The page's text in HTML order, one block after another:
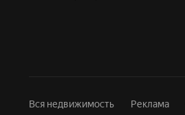
Вся недвижимость Реклама